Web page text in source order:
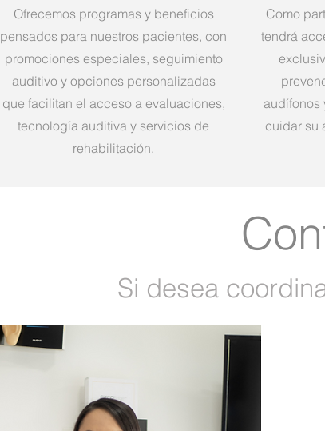
Ofrecemos programas y beneficios
pensados para nuestros pacientes, con
promociones especiales, seguimiento
auditivo y opciones personalizadas
que facilitan el acceso a evaluaciones,
tecnología auditiva y servicios de
rehabilitación.
Como
tendrá
audífonos
cuidar su
Si desea